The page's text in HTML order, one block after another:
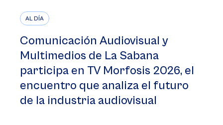
AL DÍA
Comunicación Audiovisual y
Multimedios de La Sabana
participa en TV Morfosis 2026, el
encuentro que analiza el futuro
de la industria audiovisual